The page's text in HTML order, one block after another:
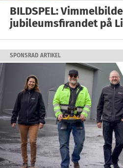
BILDSPEL:
jubileumsfirandet på
SPONSRAD ARTIKEL